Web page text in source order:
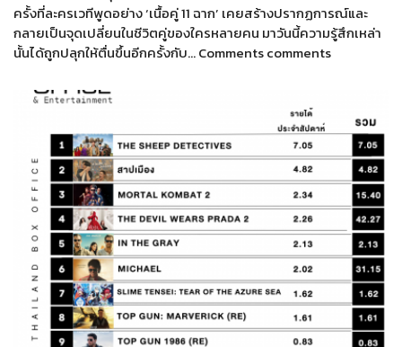
ครั้งที่ละครเวทีพูดอย่าง ‘เนื้อคู่ 11 ฉาก’ เคยสร้างปรากฏการณ์และ
กลายเป็นจุดเปลี่ยนในชีวิตคู่ของใครหลายคน มาวันนี้ความรู้สึกเหล่า
นั้นได้ถูกปลุกให้ตื่นขึ้นอีกครั้งกับ… Comments comments